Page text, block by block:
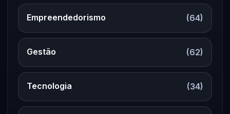
Empreendedorismo (64)
Gestão (62)
Tecnologia (34)